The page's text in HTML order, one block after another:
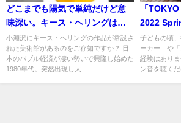
どこまでも陽気で単純だけど意
味深い。キース・ヘリングは今
も落書きの中で息づいている。
中村キース・ヘリング美術館開
館15周年記念展：混沌と希望
小淵沢にキース・ヘリングの作品が常設さ
れた美術館があるのをご存知ですか？ 日
本のバブル経済が凄い勢いで興隆し始めた
1980年代。突然出現し大...
「
2022
「スーパ
となった
台場に集
子どもの頃
ーカー」や
経験はあり
ン音を聴く